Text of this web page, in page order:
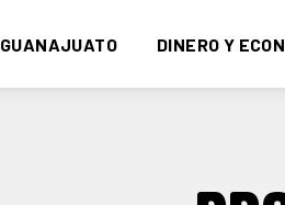
GUANAJUATO DINERO Y